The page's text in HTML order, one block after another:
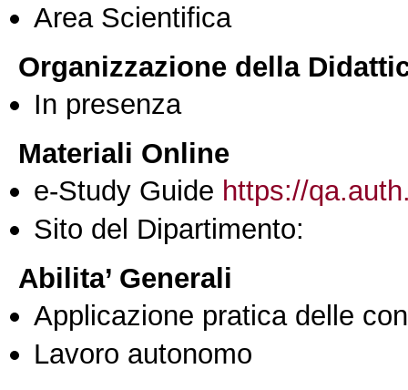
Area Scientifica
Organizzazione della
In presenza
Materiali Online
e-Study Guide https://
Sito del Dipartimento:
Abilita’ Generali
Applicazione pratica delle
Lavoro autonomo